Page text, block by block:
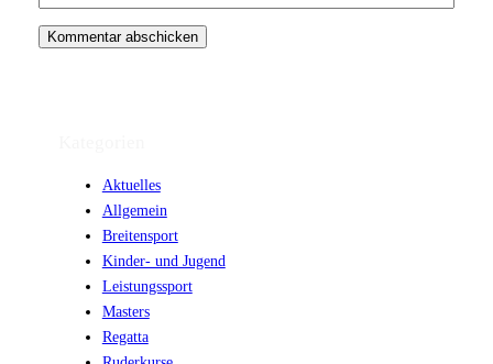
Aktuelles
Allgemein
Breitensport
Kinder- und Jugend
Leistungssport
Masters
Regatta